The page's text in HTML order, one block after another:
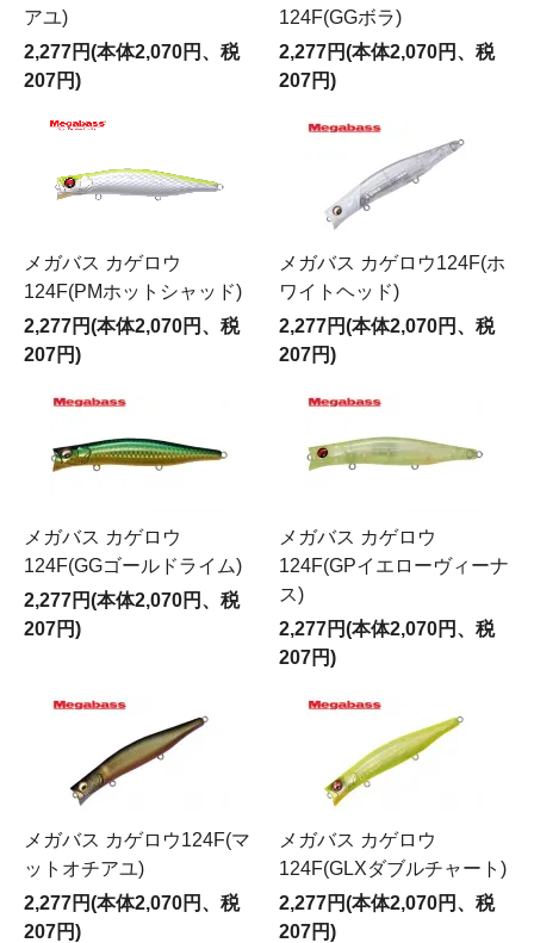
アユ)
2,277円(本体2,070円、税
207円)
124F(GGボラ)
2,277円(本体2,070円、税
207円)
メガバス カゲロウ
124F(PMホットシャッド)
2,277円(本体2,070円、税
207円)
メガバス カゲロウ124F(ホ
ワイトヘッド)
2,277円(本体2,070円、税
207円)
メガバス カゲロウ
124F(GGゴールドライム)
2,277円(本体2,070円、税
207円)
メガバス カゲロウ
124F(GPイエローヴィーナ
ス)
2,277円(本体2,070円、税
207円)
メガバス カゲロウ124F(マ
ットオチアユ)
2,277円(本体2,070円、税
207円)
メガバス カゲロウ
124F(GLXダブルチャート)
2,277円(本体2,070円、税
207円)